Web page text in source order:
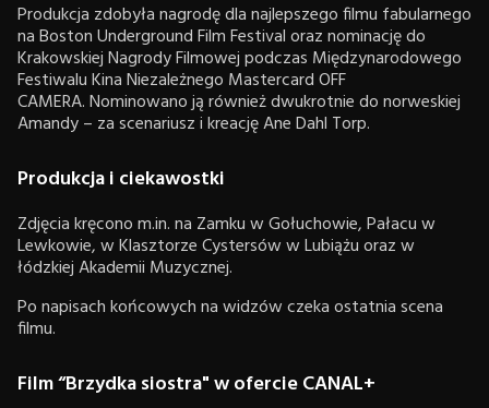
Produkcja zdobyła nagrodę dla najlepszego filmu fabularnego
na Boston Underground Film Festival oraz nominację do
Krakowskiej Nagrody Filmowej podczas Międzynarodowego
Festiwalu Kina Niezależnego Mastercard OFF
CAMERA. Nominowano ją również dwukrotnie do norweskiej
Amandy – za scenariusz i kreację Ane Dahl Torp.
Produkcja i ciekawostki
Zdjęcia kręcono m.in. na Zamku w Gołuchowie, Pałacu w
Lewkowie, w Klasztorze Cystersów w Lubiążu oraz w
łódzkiej Akademii Muzycznej.
Po napisach końcowych na widzów czeka ostatnia scena
filmu.
Film “Brzydka siostra" w ofercie CANAL+